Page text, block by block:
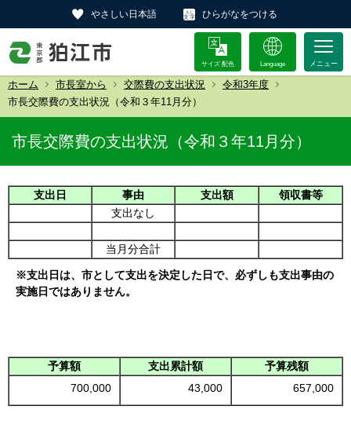
やさしい日本語 ひらがなをつける
サイズ 配色 Language
ホーム 市長室から 交際費の支出状況
令和3年度
市長交際費の支出状況（令和３年11月分）
市長交際費の支出状況（令和３年11月分）
支出日 事由 支出額
領収書等
支出なし
当月分合計
※支出日は、市として支出を決定した日で、必ずしも支出事由の
実施日ではありません。
予算額 支出累計額
予算残額
700,000
43,000 657,000